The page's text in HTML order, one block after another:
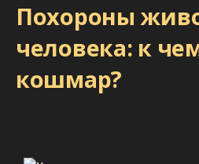
Похороны
человека: к
кошмар?